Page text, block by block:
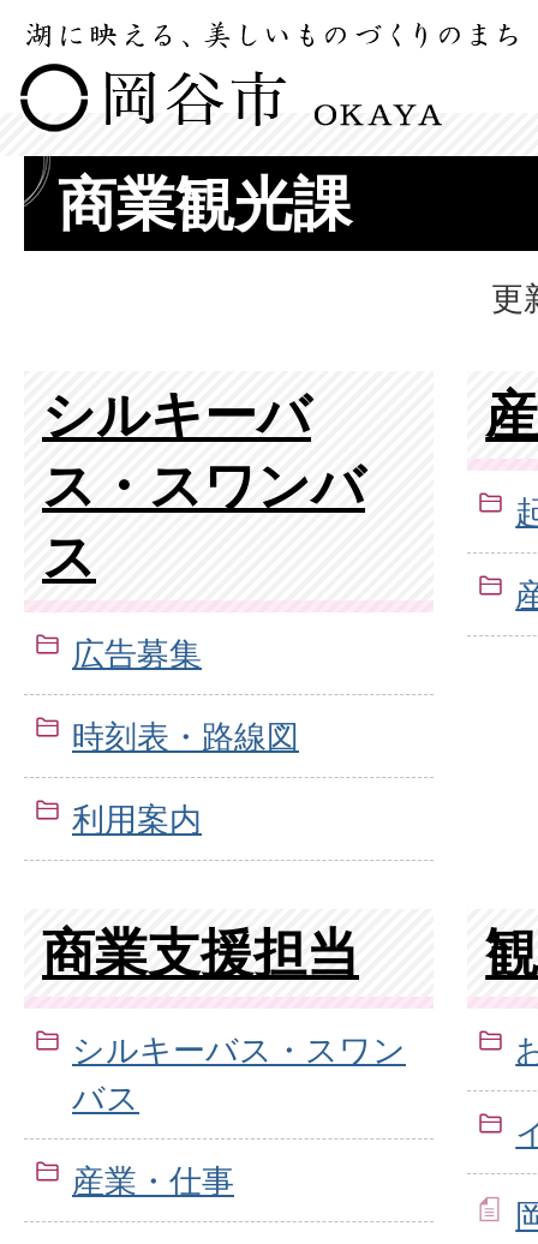
商業観光課
更
シルキーバ
ス・スワンバ
ス
広告募集
時刻表・路線図
利用案内
商業支援担当
シルキーバス・スワン
バス
産業・仕事